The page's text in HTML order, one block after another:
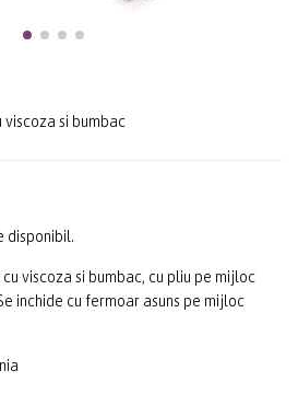
viscoza si bumbac
disponibil.
viscoza si bumbac, cu pliu pe mijloc
inchide cu fermoar asuns pe mijloc